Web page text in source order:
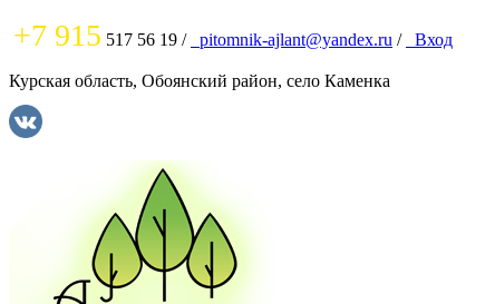
+7 915 517 56 19 / pitomnik-ajlant@yandex.ru / Вход
Курская область, Обоянский район, село Каменка